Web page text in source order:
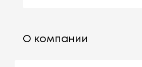
О компании